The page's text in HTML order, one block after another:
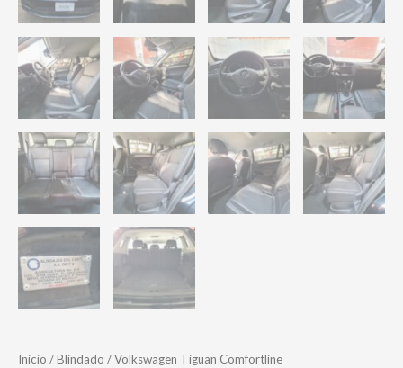
Inicio /Blindado / Volkswagen Tiguan Comfortline